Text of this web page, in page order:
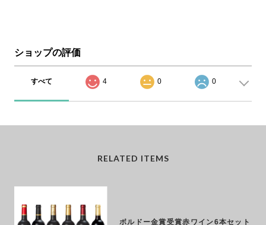
ショップの評価
すべて 4 0 0
RELATED ITEMS
ボルドー金賞受賞赤ワイン6本セット